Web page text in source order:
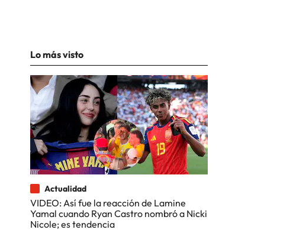
Lo más visto
Actualidad
VIDEO: Así fue la reacción de Lamine
Yamal cuando Ryan Castro nombró a Nicki
Nicole; es tendencia